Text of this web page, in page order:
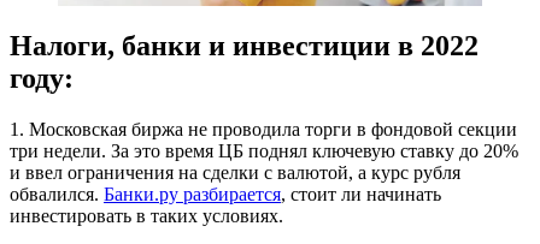
Налоги, банки и инвестиции в 2022
году:
1. Московская биржа не проводила торги в фондовой секции
три недели. За это время ЦБ поднял ключевую ставку до 20%
и ввел ограничения на сделки с валютой, а курс рубля
обвалился. Банки.ру разбирается, стоит ли начинать
инвестировать в таких условиях.